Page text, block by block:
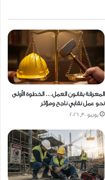
المعرفة بقانون العمل… الخطوة الأولى
نحو عمل نقابي ناجح ومؤثر
يونيو 30, 2026